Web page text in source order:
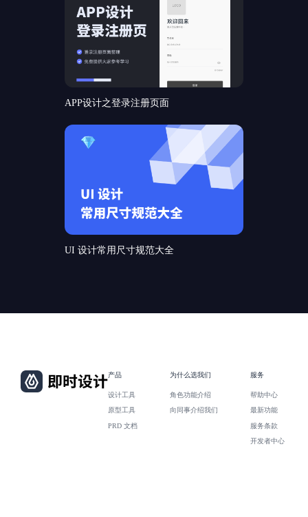
APP设计之登录注册页面
UI 设计常用尺寸规范大全
产品
设计工具
原型工具
PRD 文档
为什么选我们
角色功能介绍
向同事介绍我们
服务
帮助中心
最新功能
服务条款
开发者中心